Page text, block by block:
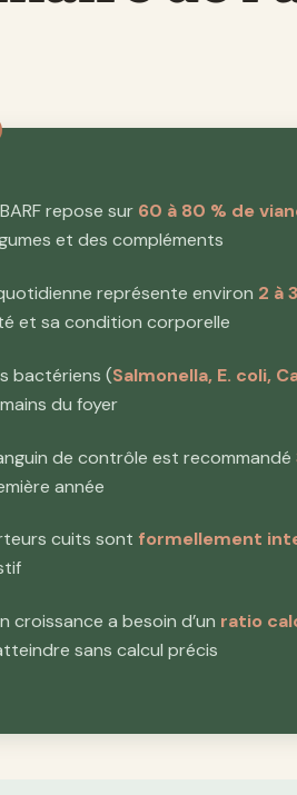
repose sur 60 à 80 % de
et des compléments
représente environ 2 à
et sa condition corporelle
bactériens (Salmonella, E. coli,
du foyer
de contrôle est recommandé
année
cuits sont formellement
croissance a besoin d’un ratio
sans calcul précis